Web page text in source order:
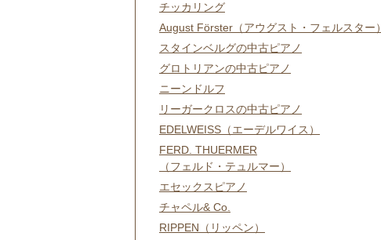
チッカリング
August Förster（アウグスト・フェルスター）
スタインベルグの中古ピアノ
グロトリアンの中古ピアノ
ニーンドルフ
リーガークロスの中古ピアノ
EDELWEISS（エーデルワイス）
FERD. THUERMER
（フェルド・テュルマー）
エセックスピアノ
チャペル& Co.
RIPPEN（リッペン）